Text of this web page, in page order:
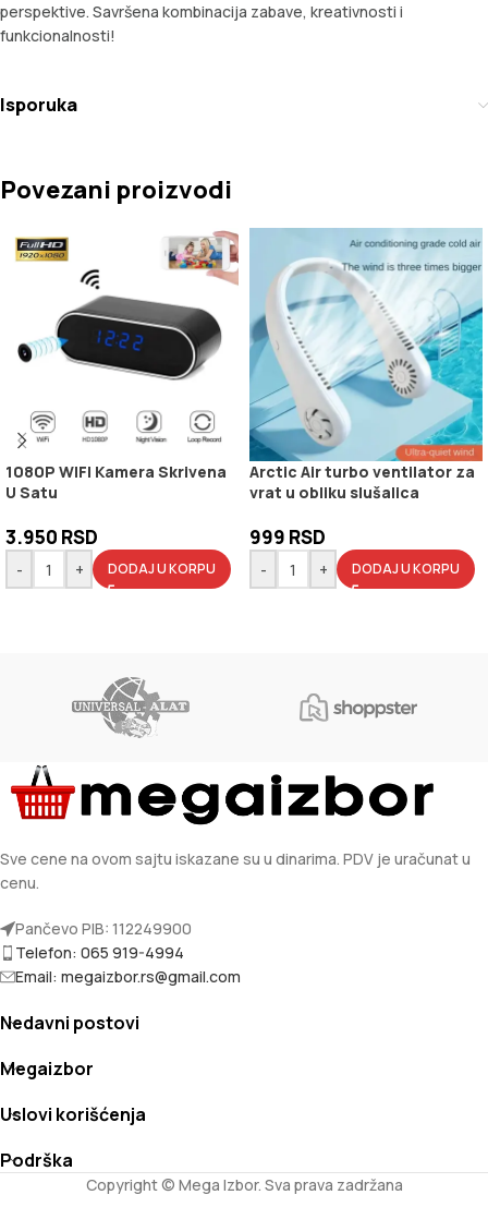
perspektive. Savršena kombinacija zabave, kreativnosti i
funkcionalnosti!
Isporuka
Povezani proizvodi
1080P WIFI Kamera Skrivena
U Satu
3.950 RSD
- + DODAJ U KORPU
Arctic Air turbo ventilator za
vrat u obliku slušalica
999 RSD
- + DODAJ U KORPU
Sve cene na ovom sajtu iskazane su u dinarima. PDV je uračunat u
cenu.
Pančevo PIB: 112249900
Telefon: 065 919-4994
Email: megaizbor.rs@gmail.com
Nedavni postovi
Megaizbor
Uslovi korišćenja
Podrška
Copyright © Mega Izbor. Sva prava zadržana